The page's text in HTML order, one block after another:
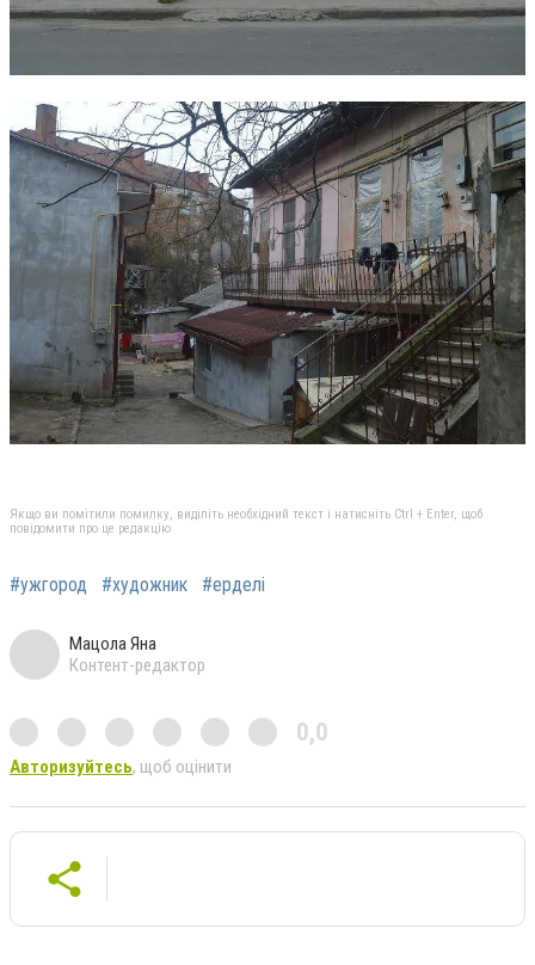
Якщо ви помітили помилку, виділіть необхідний текст і натисніть Ctrl + Enter, щоб
повідомити про це редакцію
#ужгород #художник #ерделі
Мацола Яна
Контент-редактор
0,0
Авторизуйтесь, щоб оцінити